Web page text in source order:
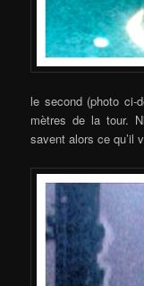
le second (photo ci-
mètres de la tour.
savent alors ce qu’il